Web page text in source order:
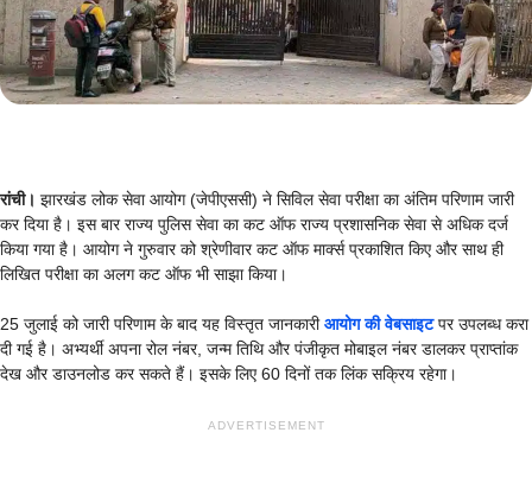
रांची। झारखंड लोक सेवा आयोग (जेपीएससी) ने सिविल सेवा परीक्षा का अंतिम परिणाम जारी
कर दिया है। इस बार राज्य पुलिस सेवा का कट ऑफ राज्य प्रशासनिक सेवा से अधिक दर्ज
किया गया है। आयोग ने गुरुवार को श्रेणीवार कट ऑफ मार्क्स प्रकाशित किए और साथ ही
लिखित परीक्षा का अलग कट ऑफ भी साझा किया।
25 जुलाई को जारी परिणाम के बाद यह विस्तृत जानकारीआयोग की वेबसाइटपर उपलब्ध करा
दी गई है। अभ्यर्थी अपना रोल नंबर, जन्म तिथि और पंजीकृत मोबाइल नंबर डालकर प्राप्तांक
देख और डाउनलोड कर सकते हैं। इसके लिए 60 दिनों तक लिंक सक्रिय रहेगा।
ADVERTISEMENT